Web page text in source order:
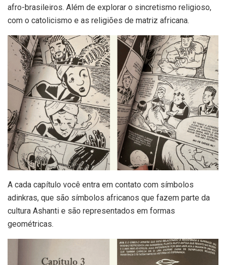
afro-brasileiros. Além de explorar o sincretismo religioso,
com o catolicismo e as religiões de matriz africana.
A cada capítulo você entra em contato com símbolos
adinkras, que são símbolos africanos que fazem parte da
cultura Ashanti e são representados em formas
geométricas.